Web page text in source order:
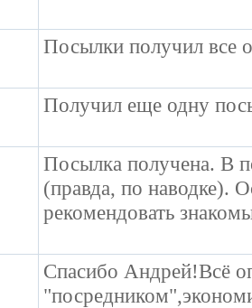
Посылки получил все
Получил еще одну
Посылка получена. В
(правда, по наводке).
рекомендовать
Спасибо Андрей!Всё